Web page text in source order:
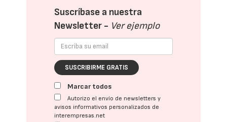
Suscríbase a nuestra
Newsletter - Ver ejemplo
SUSCRIBIRME GRATIS
Marcar todos
Autorizo el envío de newsletters y
avisos informativos personalizados de
interempresas.net